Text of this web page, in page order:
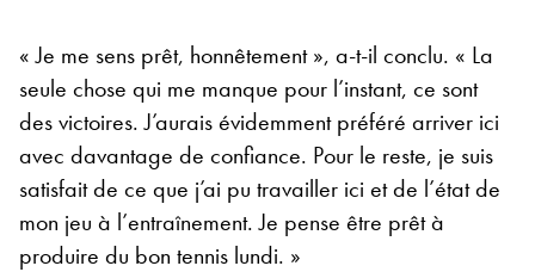
« Je me sens prêt, honnêtement », a-t-il conclu. « La
seule chose qui me manque pour l’instant, ce sont
des victoires. J’aurais évidemment préféré arriver ici
avec davantage de confiance. Pour le reste, je suis
satisfait de ce que j’ai pu travailler ici et de l’état de
mon jeu à l’entraînement. Je pense être prêt à
produire du bon tennis lundi. »